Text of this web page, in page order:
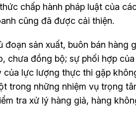
chấp hành pháp luật của
cũng đã được cải thiện.
đoạn sản xuất, buôn bán hàng
chưa đồng bộ; sự phối hợp
của lực lượng thực thi gặp
trong những nhiệm vụ trọng
tra xử lý hàng giả, hàng